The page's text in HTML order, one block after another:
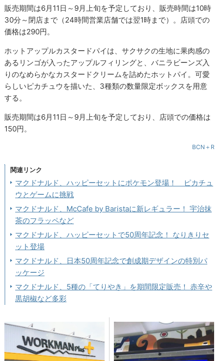
販売期間は6月11日～9月上旬を予定しており、販売時間は10時
30分～閉店まで（24時間営業店舗では翌1時まで）。店頭での
価格は290円。
ホットアップルカスタードパイは、サクサクの生地に果肉感の
あるリンゴが入ったアップルフィリングと、バニラビーンズ入
りのなめらかなカスタードクリームを詰めたホットパイ。可愛
らしいピカチュウを描いた、3種類の数量限定ボックスを用意
する。
販売期間は6月11日～9月上旬を予定しており、店頭での価格は
150円。
BCN＋R
関連リンク
マクドナルド、ハッピーセットにポケモン登場！ ピカチュ
ウとゲームに挑戦
マクドナルド、McCafe by Baristaに新レギュラー！ 宇治抹
茶のフラッペなど
マクドナルド、ハッピーセットで50周年記念！ なりきりセ
ット登場
マクドナルド、日本50周年記念で創成期デザインの特別パ
ッケージ
マクドナルド、5種の「てりやき」を期間限定販売！ 赤辛や
黒胡椒など多彩